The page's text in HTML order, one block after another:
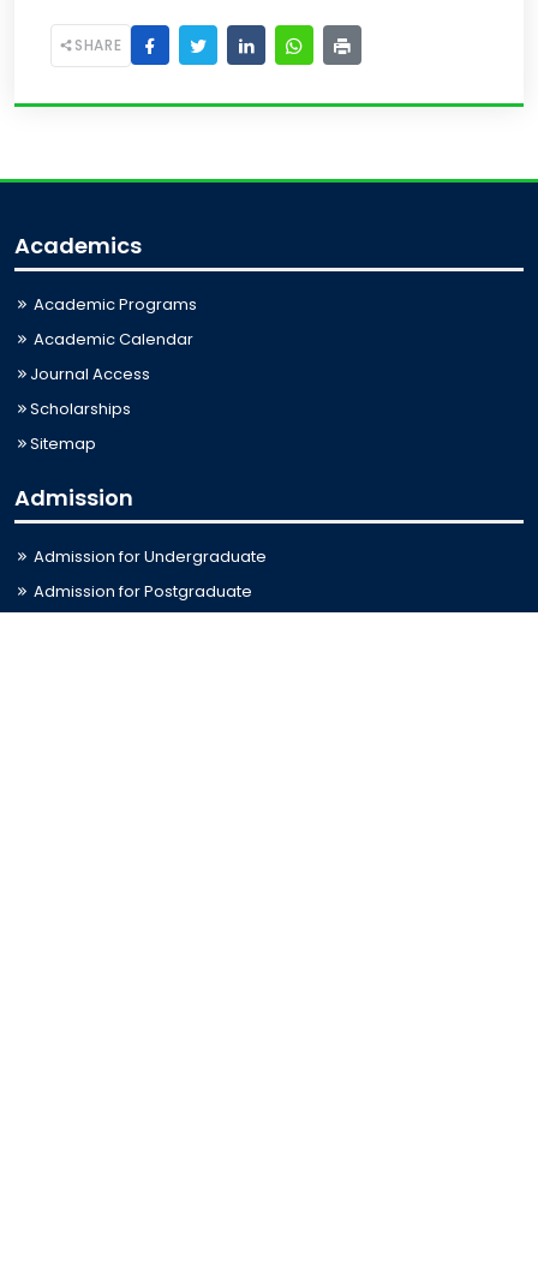
SHARE
Academics
Academic Programs
Academic Calendar
Journal Access
Scholarships
Sitemap
Admission
Admission for Undergraduate
Admission for Postgraduate